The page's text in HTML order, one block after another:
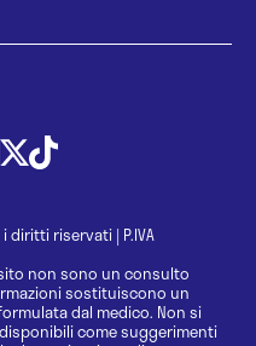
i diritti riservati | P.IVA
non sono un consulto
sostituiscono un
dal medico. Non si
come suggerimenti